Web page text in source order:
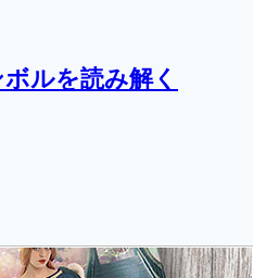
ルを読み解く